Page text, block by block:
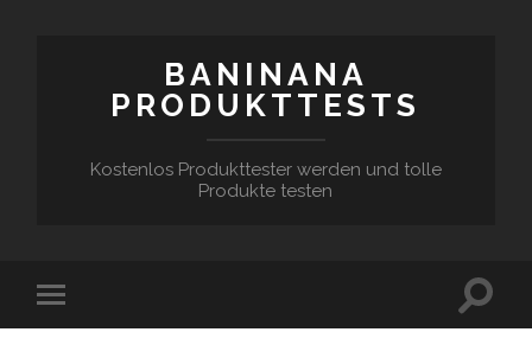
BANINANA
PRODUKTTESTS
Kostenlos Produkttester werden und tolle
Produkte testen